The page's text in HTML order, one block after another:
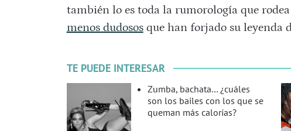
también lo es toda la rumorología que
menos dudososque han forjado su leyenda
TE PUEDE INTERESAR
Zumba, bachata… ¿cuáles
son los bailes con los que se
queman más calorías?